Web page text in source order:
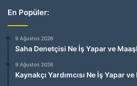
En Popüler:
9 Ağustos 2026
Saha Denetçisi Ne İş Yapar ve
9 Ağustos 2026
Kaynakçı Yardımcısı Ne İş Yapar